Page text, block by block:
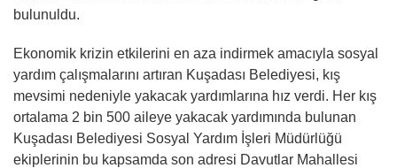
bulunuldu.
Ekonomik krizin etkilerini en aza indirmek amacıyla sosyal
yardım çalışmalarını artıran Kuşadası Belediyesi, kış
mevsimi nedeniyle yakacak yardımlarına hız verdi. Her kış
ortalama 2 bin 500 aileye yakacak yardımında bulunan
Kuşadası Belediyesi Sosyal Yardım İşleri Müdürlüğü
ekiplerinin bu kapsamda son adresi Davutlar Mahallesi